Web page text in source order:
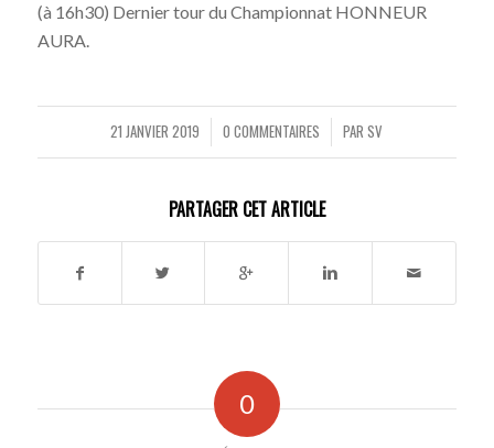
(à 16h30) Dernier tour du Championnat HONNEUR
AURA.
21 JANVIER 2019
/ 0 COMMENTAIRES
/ PARSV
PARTAGER CET ARTICLE
0